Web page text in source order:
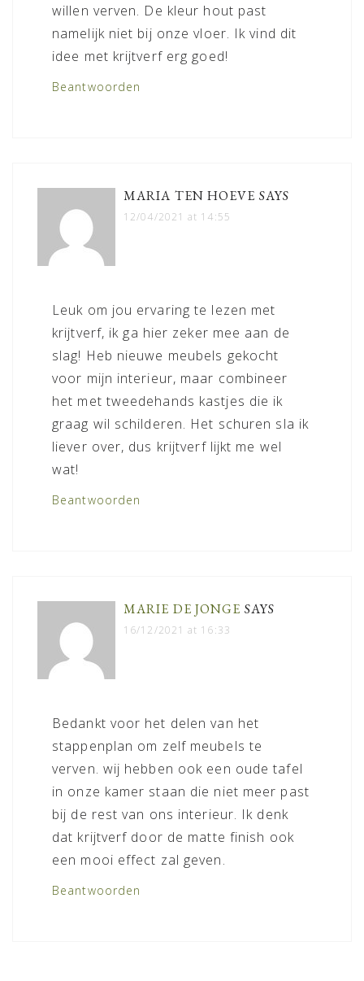
willen verven. De kleur hout past
namelijk niet bij onze vloer. Ik vind dit
idee met krijtverf erg goed!
Beantwoorden
MARIA TEN HOEVE SAYS
12/04/2021 at 14:55
Leuk om jou ervaring te lezen met
krijtverf, ik ga hier zeker mee aan de
slag! Heb nieuwe meubels gekocht
voor mijn interieur, maar combineer
het met tweedehands kastjes die ik
graag wil schilderen. Het schuren sla ik
liever over, dus krijtverf lijkt me wel
wat!
Beantwoorden
MARIE DE JONGE SAYS
16/12/2021 at 16:33
Bedankt voor het delen van het
stappenplan om zelf meubels te
verven. wij hebben ook een oude tafel
in onze kamer staan die niet meer past
bij de rest van ons interieur. Ik denk
dat krijtverf door de matte finish ook
een mooi effect zal geven.
Beantwoorden